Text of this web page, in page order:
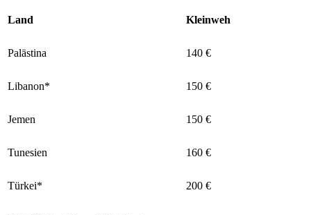
Land Kleinweh
Palästina 140 €
Libanon* 150 €
Jemen 150 €
Tunesien 160 €
Türkei* 200 €